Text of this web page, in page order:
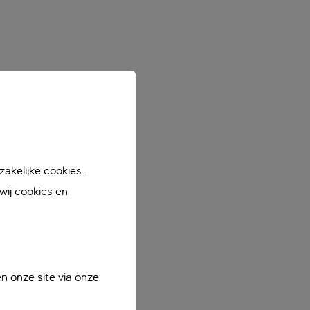
cookies.
cookies en
onze site via onze